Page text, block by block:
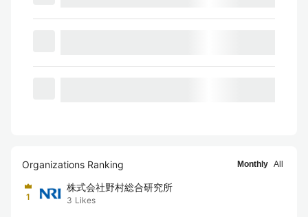
Organizations Ranking Monthly All
1
株式会社野村総合研究所
3 Likes